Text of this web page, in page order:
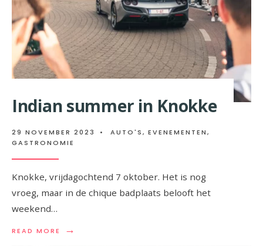
Indian summer in Knokke
29 NOVEMBER 2023 • AUTO'S, EVENEMENTEN,
GASTRONOMIE
Knokke, vrijdagochtend 7 oktober. Het is nog
vroeg, maar in de chique badplaats belooft het
weekend…
READ MORE →
READ